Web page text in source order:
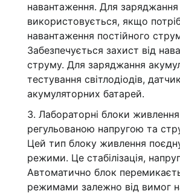
навантаження. Для
використовується, якщо
навантаження постійного
Забезпечується захист від
струму. Для заряджання
тестування світлодіодів,
акумуляторних батарей.
Лабораторні блоки
регульованою напругою та
Цей тип блоку живлення
режими. Це стабілізація,
Автоматично блок
режимами залежно від вимог